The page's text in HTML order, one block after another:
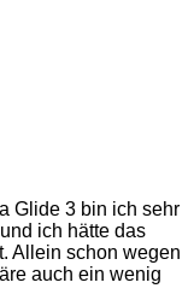
Glide 3 bin ich sehr
ich hätte das
Allein schon wegen
auch ein wenig